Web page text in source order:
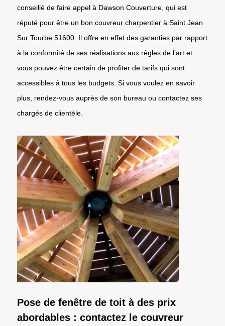
conseillé de faire appel à Dawson Couverture, qui est
réputé pour être un bon couvreur charpentier à Saint Jean
Sur Tourbe 51600. Il offre en effet des garanties par rapport
à la conformité de ses réalisations aux règles de l’art et
vous pouvez être certain de profiter de tarifs qui sont
accessibles à tous les budgets. Si vous voulez en savoir
plus, rendez-vous auprès de son bureau ou contactez ses
chargés de clientèle.
Pose de fenêtre de toit à des prix
abordables : contactez le couvreur